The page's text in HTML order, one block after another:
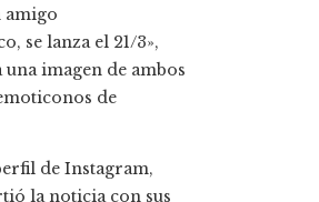
amigo
se lanza el 21/3»,
imagen de ambos
de
de Instagram,
la noticia con sus